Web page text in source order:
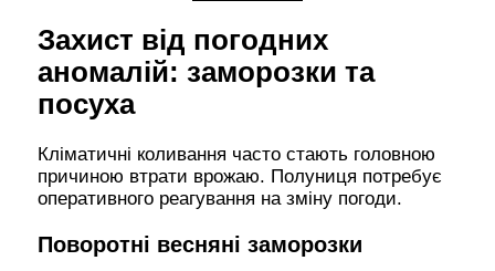
Захист від погодних
аномалій: заморозки та
посуха
Кліматичні коливання часто стають головною
причиною втрати врожаю. Полуниця потребує
оперативного реагування на зміну погоди.
Поворотні весняні заморозки